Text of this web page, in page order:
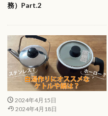
務）Part.2
2024年4月15日
2024年4月18日